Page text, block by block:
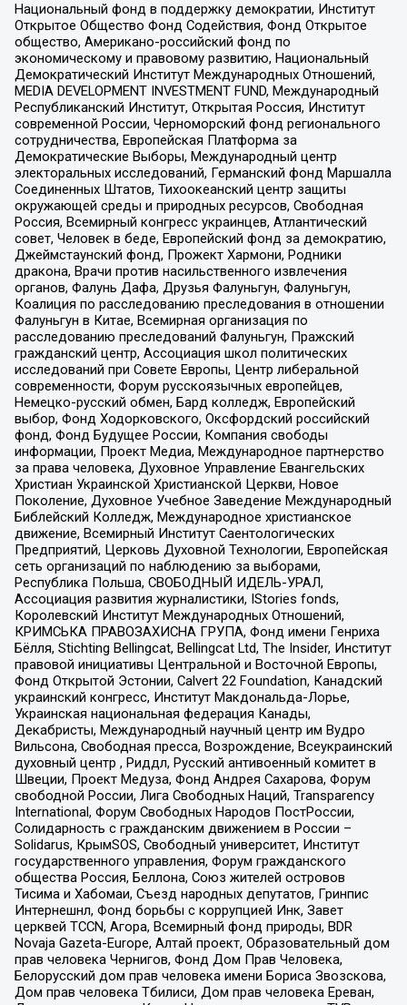
Национальный фонд в поддержку демократии, Институт
Открытое Общество Фонд Содействия, Фонд Открытое
общество, Американо-российский фонд по
экономическому и правовому развитию, Национальный
Демократический Институт Международных Отношений,
MEDIA DEVELOPMENT INVESTMENT FUND, Международный
Республиканский Институт, Открытая Россия, Институт
современной России, Черноморский фонд регионального
сотрудничества, Европейская Платформа за
Демократические Выборы, Международный центр
электоральных исследований, Германский фонд Маршалла
Соединенных Штатов, Тихоокеанский центр защиты
окружающей среды и природных ресурсов, Свободная
Россия, Всемирный конгресс украинцев, Атлантический
совет, Человек в беде, Европейский фонд за демократию,
Джеймстаунский фонд, Прожект Хармони, Родники
дракона, Врачи против насильственного извлечения
органов, Фалунь Дафа, Друзья Фалуньгун, Фалуньгун,
Коалиция по расследованию преследования в отношении
Фалуньгун в Китае, Всемирная организация по
расследованию преследований Фалуньгун, Пражский
гражданский центр, Ассоциация школ политических
исследований при Совете Европы, Центр либеральной
современности, Форум русскоязычных европейцев,
Немецко-русский обмен, Бард колледж, Европейский
выбор, Фонд Ходорковского, Оксфордский российский
фонд, Фонд Будущее России, Компания свободы
информации, Проект Медиа, Международное партнерство
за права человека, Духовное Управление Евангельских
Христиан Украинской Христианской Церкви, Новое
Поколение, Духовное Учебное Заведение Международный
Библейский Колледж, Международное христианское
движение, Всемирный Институт Саентологических
Предприятий, Церковь Духовной Технологии, Европейская
сеть организаций по наблюдению за выборами,
Республика Польша, СВОБОДНЫЙ ИДЕЛЬ-УРАЛ,
Ассоциация развития журналистики, IStories fonds,
Королевский Институт Международных Отношений,
КРИМСЬКА ПРАВОЗАХИСНА ГРУПА, Фонд имени Генриха
Бёлля, Stichting Bellingcat, Bellingcat Ltd, The Insider, Институт
правовой инициативы Центральной и Восточной Европы,
Фонд Открытой Эстонии, Calvert 22 Foundation, Канадский
украинский конгресс, Институт Макдональда-Лорье,
Украинская национальная федерация Канады,
Декабристы, Международный научный центр им Вудро
Вильсона, Свободная пресса, Возрождение, Всеукраинский
духовный центр , Риддл, Русский антивоенный комитет в
Швеции, Проект Медуза, Фонд Андрея Сахарова, Форум
свободной России, Лига Свободных Наций, Transparеncy
International, Форум Свободных Народов ПостРоссии,
Солидарность с гражданским движением в России –
Solidarus, КрымSOS, Свободный университет, Институт
государственного управления, Форум гражданского
общества Россия, Беллона, Союз жителей островов
Тисима и Хабомаи, Съезд народных депутатов, Гринпис
Интернешнл, Фонд борьбы с коррупцией Инк, Завет
церквей TCCN, Агора, Всемирный фонд природы, BDR
Novaja Gazeta-Europe, Алтай проект, Образовательный дом
прав человека Чернигов, Фонд Дом Прав Человека,
Белорусский дом прав человека имени Бориса Звозскова,
Дом прав человека Тбилиси, Дом прав человека Ереван,